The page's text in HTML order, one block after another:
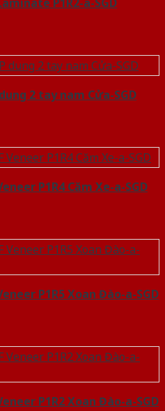
2 tay nam Cửa-SGD
P1R4 Căm Xe-a-SGD
P1R5 Xoan Đào-a-SGD
P1R2 Xoan Đào-a-SGD